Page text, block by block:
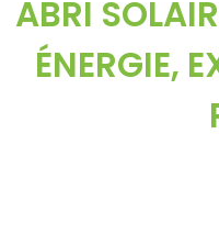
ABRI
ÉNERGIE,